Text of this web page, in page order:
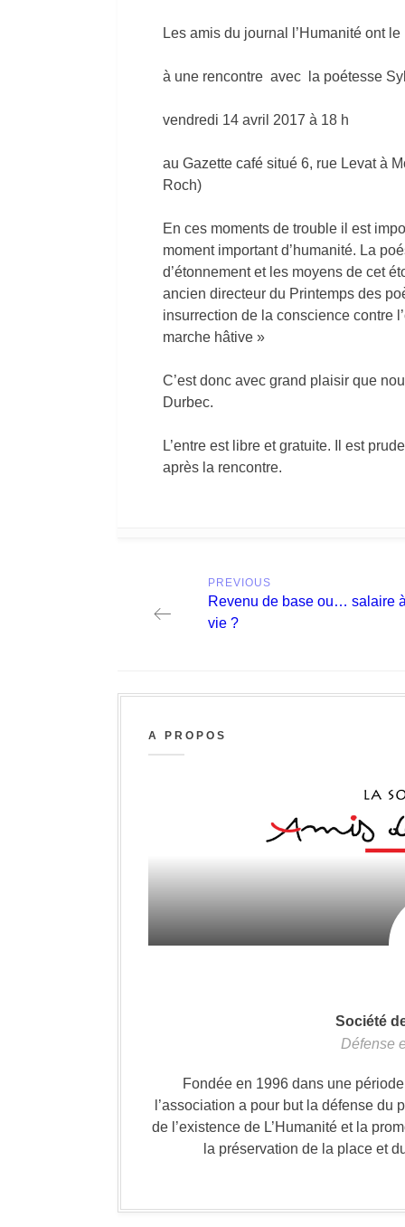
Les amis du journal l’Humanité ont
à une rencontre avec la poétesse
vendredi 14 avril 2017 à 18 h
au Gazette café situé 6, rue Levat à
Roch)
En ces moments de trouble il est
moment important d’humanité. La
d’étonnement et les moyens de cet
ancien directeur du Printemps des
insurrection de la conscience contre
marche hâtive »
C’est donc avec grand plaisir que
Durbec.
L’entre est libre et gratuite. Il est
après la rencontre.
navigation
PREVIOUS
Previous
post:
Revenu de base ou… salaire
vie ?
A PROPOS
Société
Défense
Fondée en 1996 dans une
l’association a pour but la défense
de l’existence de L’Humanité et la
la préservation de la place et